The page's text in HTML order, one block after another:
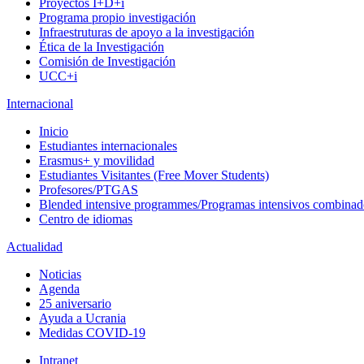
Proyectos I+D+i
Programa propio investigación
Infraestruturas de apoyo a la investigación
Ética de la Investigación
Comisión de Investigación
UCC+i
Internacional
Inicio
Estudiantes internacionales
Erasmus+ y movilidad
Estudiantes Visitantes (Free Mover Students)
Profesores/PTGAS
Blended intensive programmes/Programas intensivos
Centro de idiomas
Actualidad
Noticias
Agenda
25 aniversario
Ayuda a Ucrania
Medidas COVID-19
Intranet